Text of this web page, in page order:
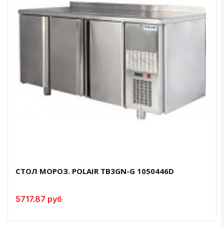
СТОЛ МОРОЗ. POLAIR TB3GN-G 1050446D
5717.87 руб